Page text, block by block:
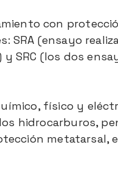
con
SRA (ensayo
SRC (los dos
físico y
hidrocarburos,
metatarsal,